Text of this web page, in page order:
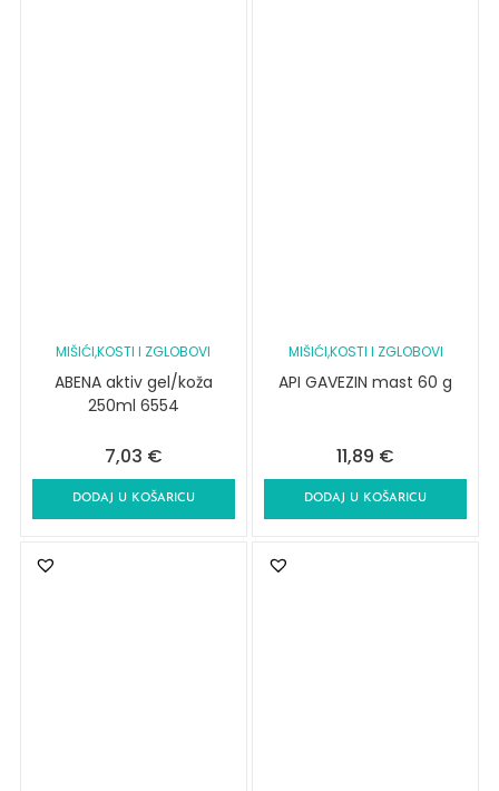
MIŠIĆI,KOSTI I ZGLOBOVI
ABENA aktiv gel/koža
250ml 6554
7,03 €
DODAJ U KOŠARICU
MIŠIĆI,KOSTI I ZGLOBOVI
API GAVEZIN mast 60 g
11,89 €
DODAJ U KOŠARICU